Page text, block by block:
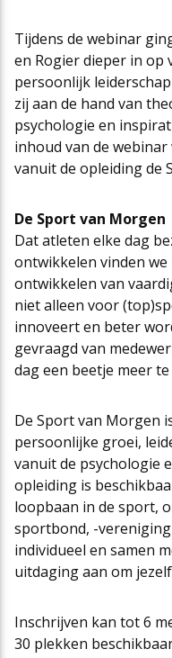
Tijdens de webinar
en Rogier dieper in op
persoonlijk
zij aan de hand van
psychologie en
inhoud van de
vanuit de opleiding de
De Sport van Morgen
Dat atleten elke dag
ontwikkelen vinden
ontwikkelen van
niet alleen voor
innoveert en beter
gevraagd van
dag een beetje meer
De Sport van Morgen
persoonlijke groei,
vanuit de psychologie
opleiding is
loopbaan in de sport,
sportbond, -
individueel en samen
uitdaging aan om
Inschrijven kan tot 6
30 plekken
FAQ
Arbeidsmarktfonds
Governance in de
Het nieuwe
Podcasts
Vacatures
Nieuws
Agenda
Contact